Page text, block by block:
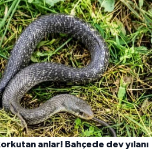
anlar! Bahçede dev yılanı